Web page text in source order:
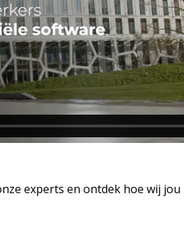
experts en ontdek hoe wij